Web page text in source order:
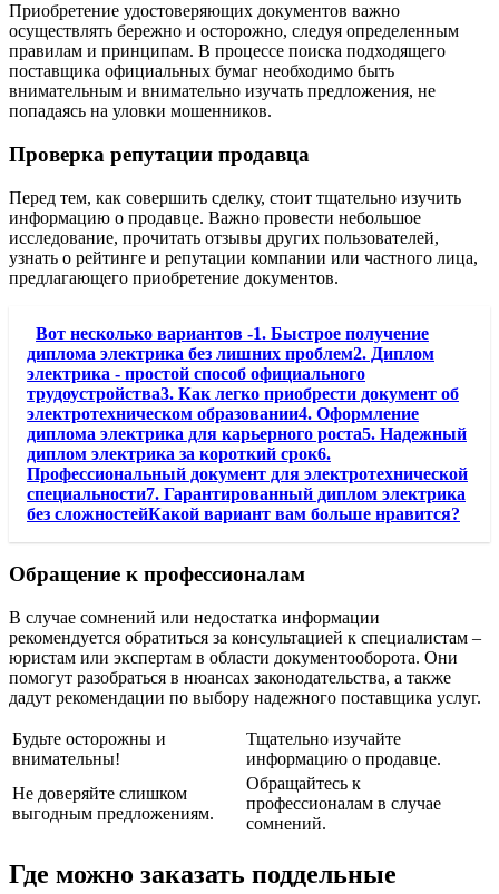
Приобретение удостоверяющих документов важно
осуществлять бережно и осторожно, следуя определенным
правилам и принципам. В процессе поиска подходящего
поставщика официальных бумаг необходимо быть
внимательным и внимательно изучать предложения, не
попадаясь на уловки мошенников.
Проверка репутации продавца
Перед тем, как совершить сделку, стоит тщательно изучить
информацию о продавце. Важно провести небольшое
исследование, прочитать отзывы других пользователей,
узнать о рейтинге и репутации компании или частного лица,
предлагающего приобретение документов.
Вот несколько вариантов -1. Быстрое получение
диплома электрика без лишних проблем2. Диплом
электрика - простой способ официального
трудоустройства3. Как легко приобрести документ об
электротехническом образовании4. Оформление
диплома электрика для карьерного роста5. Надежный
диплом электрика за короткий срок6.
Профессиональный документ для электротехнической
специальности7. Гарантированный диплом электрика
без сложностейКакой вариант вам больше нравится?
Обращение к профессионалам
В случае сомнений или недостатка информации
рекомендуется обратиться за консультацией к специалистам –
юристам или экспертам в области документооборота. Они
помогут разобраться в нюансах законодательства, а также
дадут рекомендации по выбору надежного поставщика услуг.
Будьте осторожны и
внимательны!
Тщательно изучайте
информацию о продавце.
Не доверяйте слишком
выгодным предложениям.
Обращайтесь к
профессионалам в случае
сомнений.
Где можно заказать поддельные